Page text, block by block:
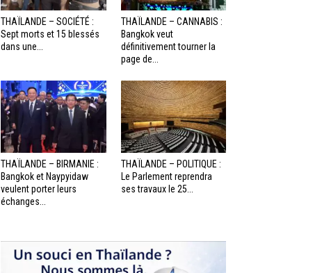
THAÏLANDE – SOCIÉTÉ :
Sept morts et 15 blessés
dans une...
THAÏLANDE – CANNABIS :
Bangkok veut
définitivement tourner la
page de...
THAÏLANDE – BIRMANIE :
Bangkok et Naypyidaw
veulent porter leurs
échanges...
THAÏLANDE – POLITIQUE :
Le Parlement reprendra
ses travaux le 25...